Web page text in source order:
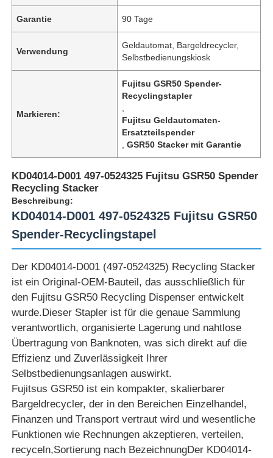
Garantie 90 Tage
Verwendung
Geldautomat, Bargeldrecycler,
Selbstbedienungskiosk
Markieren:
Fujitsu GSR50 Spender-
Recyclingstapler
Fujitsu Geldautomaten-
Ersatzteilspender
,GSR50 Stacker mit Garantie
KD04014-D001 497-0524325 Fujitsu GSR50 Spender
Recycling Stacker
Beschreibung:
KD04014-D001 497-0524325 Fujitsu GSR50
Spender-Recyclingstapel
Der KD04014-D001 (497-0524325) Recycling Stacker
ist ein Original-OEM-Bauteil, das ausschließlich für
den Fujitsu GSR50 Recycling Dispenser entwickelt
wurde.Dieser Stapler ist für die genaue Sammlung
verantwortlich, organisierte Lagerung und nahtlose
Übertragung von Banknoten, was sich direkt auf die
Effizienz und Zuverlässigkeit Ihrer
Selbstbedienungsanlagen auswirkt.
Fujitsus GSR50 ist ein kompakter, skalierbarer
Bargeldrecycler, der in den Bereichen Einzelhandel,
Finanzen und Transport vertraut wird und wesentliche
Funktionen wie Rechnungen akzeptieren, verteilen,
recyceln,Sortierung nach BezeichnungDer KD04014-